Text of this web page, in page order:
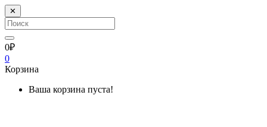
✕
0₽
0
Корзина
Ваша корзина пуста!